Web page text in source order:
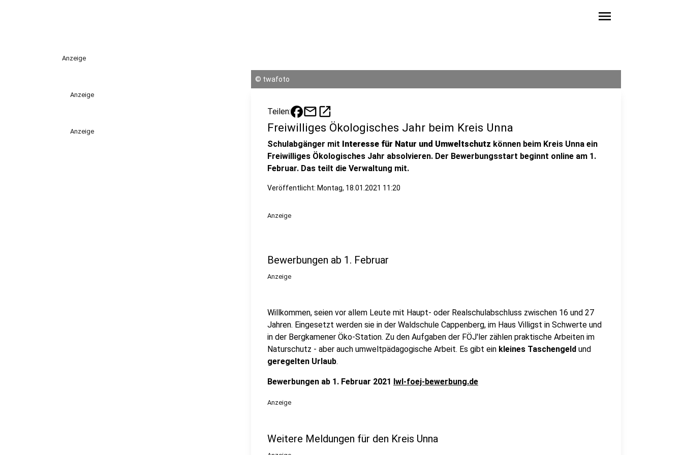
menu
Anzeige
Anzeige
Anzeige
© twafoto
Teilen: mailopen_in_new
Freiwilliges Ökologisches Jahr beim Kreis Unna
Schulabgänger mit Interesse für Natur und Umweltschutz können beim Kreis Unna ein
Freiwilliges Ökologisches Jahr absolvieren. Der Bewerbungsstart beginnt online am 1.
Februar. Das teilt die Verwaltung mit.
Veröffentlicht: Montag, 18.01.2021 11:20
Anzeige
Bewerbungen ab 1. Februar
Anzeige
Willkommen, seien vor allem Leute mit Haupt- oder Realschulabschluss zwischen 16 und 27
Jahren. Eingesetzt werden sie in der Waldschule Cappenberg, im Haus Villigst in Schwerte und
in der Bergkamener Öko-Station. Zu den Aufgaben der FÖJ'ler zählen praktische Arbeiten im
Naturschutz - aber auch umweltpädagogische Arbeit. Es gibt ein kleines Taschengeld und
geregelten Urlaub.
Bewerbungen ab 1. Februar 2021 lwl-foej-bewerbung.de
Anzeige
Weitere Meldungen für den Kreis Unna